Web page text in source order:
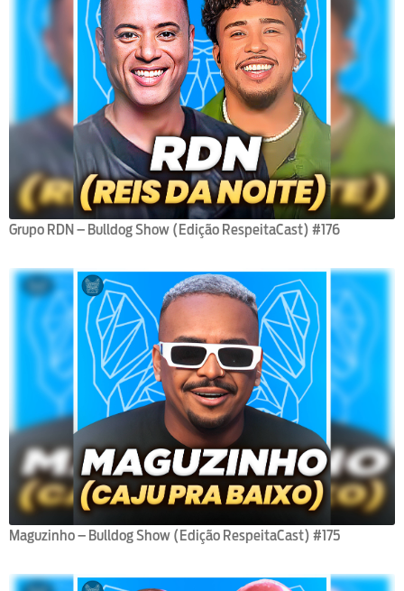
Grupo RDN – Bulldog Show (Edição RespeitaCast) #176
Maguzinho – Bulldog Show (Edição RespeitaCast) #175